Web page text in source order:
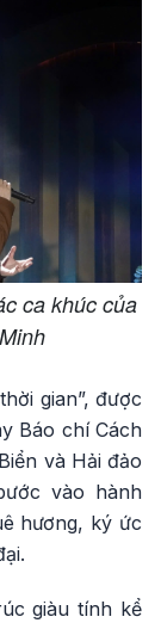
ca khúc của
gian”, được
Báo chí Cách
và Hải đảo
vào hành
hương, ký ức
giàu tính kể